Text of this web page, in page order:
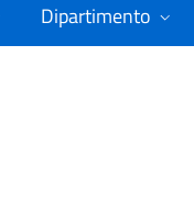
Dipartimento